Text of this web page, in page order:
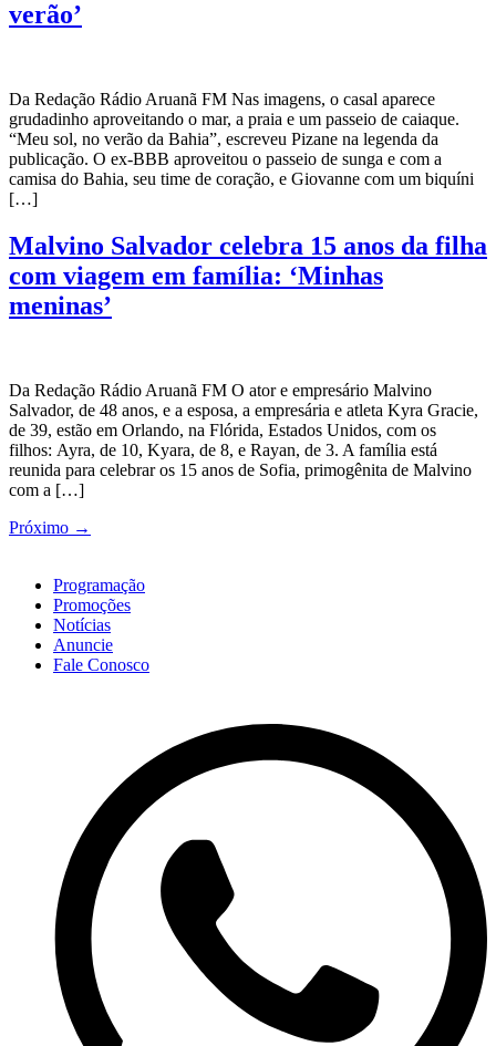
verão’
Da Redação Rádio Aruanã FM Nas imagens, o casal aparece
grudadinho aproveitando o mar, a praia e um passeio de caiaque.
“Meu sol, no verão da Bahia”, escreveu Pizane na legenda da
publicação. O ex-BBB aproveitou o passeio de sunga e com a
camisa do Bahia, seu time de coração, e Giovanne com um biquíni
[…]
Malvino Salvador celebra 15 anos da filha
com viagem em família: ‘Minhas
meninas’
Da Redação Rádio Aruanã FM O ator e empresário Malvino
Salvador, de 48 anos, e a esposa, a empresária e atleta Kyra Gracie,
de 39, estão em Orlando, na Flórida, Estados Unidos, com os
filhos: Ayra, de 10, Kyara, de 8, e Rayan, de 3. A família está
reunida para celebrar os 15 anos de Sofia, primogênita de Malvino
com a […]
Próximo →
Programação
Promoções
Notícias
Anuncie
Fale Conosco